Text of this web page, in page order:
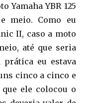
Yamaha YBR 125
meio. Como eu
II, caso a moto
até que seria
prática eu estava
cinco a cinco e
ele colocou o